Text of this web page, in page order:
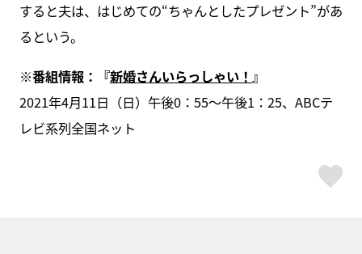
すると夫は、はじめての“ちゃんとしたプレゼント”があ
るという。
※番組情報：『新婚さんいらっしゃい！ 』
2021年4月11日（日）午後0：55～午後1：25、ABCテ
レビ系列全国ネット